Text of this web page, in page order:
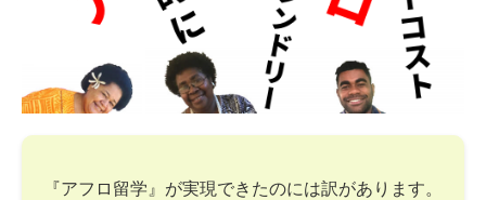
『アフロ留学』が実現できたのには訳があります。